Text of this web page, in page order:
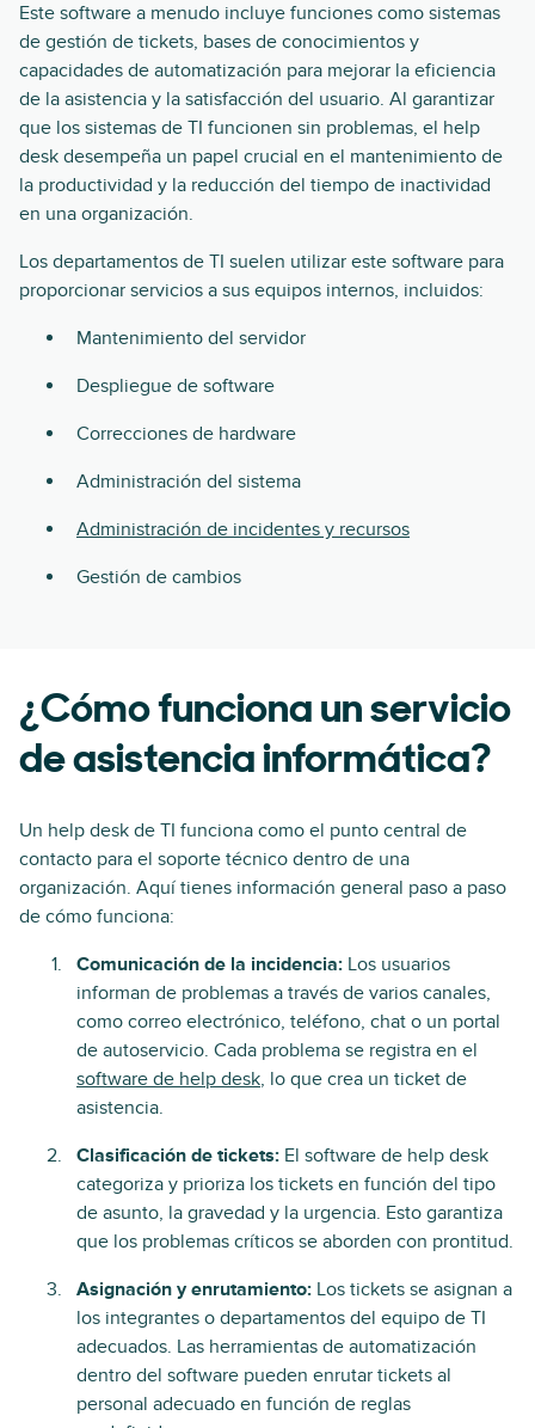
Este software a menudo incluye funciones como sistemas
de gestión de tickets, bases de conocimientos y
capacidades de automatización para mejorar la eficiencia
de la asistencia y la satisfacción del usuario. Al garantizar
que los sistemas de TI funcionen sin problemas, el help
desk desempeña un papel crucial en el mantenimiento de
la productividad y la reducción del tiempo de inactividad
en una organización.
Los departamentos de TI suelen utilizar este software para
proporcionar servicios a sus equipos internos, incluidos:
Mantenimiento del servidor
Despliegue de software
Correcciones de hardware
Administración del sistema
Administración de incidentes y recursos
Gestión de cambios
¿Cómo funciona un servicio
de asistencia informática?
Un help desk de TI funciona como el punto central de
contacto para el soporte técnico dentro de una
organización. Aquí tienes información general paso a paso
de cómo funciona:
Comunicación de la incidencia: Los usuarios
informan de problemas a través de varios canales,
como correo electrónico, teléfono, chat o un portal
de autoservicio. Cada problema se registra en el
software de help desk, lo que crea un ticket de
asistencia.
Clasificación de tickets: El software de help desk
categoriza y prioriza los tickets en función del tipo
de asunto, la gravedad y la urgencia. Esto garantiza
que los problemas críticos se aborden con prontitud.
Asignación y enrutamiento: Los tickets se asignan a
los integrantes o departamentos del equipo de TI
adecuados. Las herramientas de automatización
dentro del software pueden enrutar tickets al
personal adecuado en función de reglas